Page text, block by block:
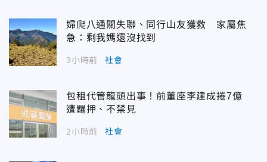
婦爬八通關失聯、同行山友獲救 家屬焦
急：剩我媽還沒找到
3小時前 社會
包租代管龍頭出事！前董座李建成捲7億
遭羈押、不禁見
2小時前 社會